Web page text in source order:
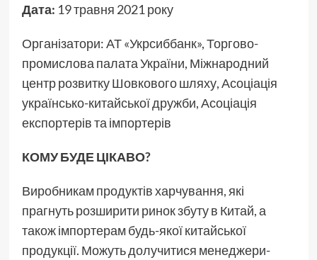
Дата: 19 травня 2021 року
Організатори: АТ «Укрсиббанк», Торгово-
промислова палата України, Міжнародний
центр розвитку Шовкового шляху, Асоціація
українсько-китайської дружби, Асоціація
експортерів та імпортерів
КОМУ БУДЕ ЦІКАВО?
Виробникам продуктів харчування, які
прагнуть розширити ринок збуту в Китай, а
також імпортерам будь-якої китайської
продукції. Можуть долучитися менеджери-